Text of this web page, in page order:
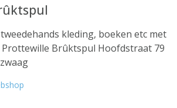
kleding, boeken etc met
Brûktspul Hoofdstraat 79